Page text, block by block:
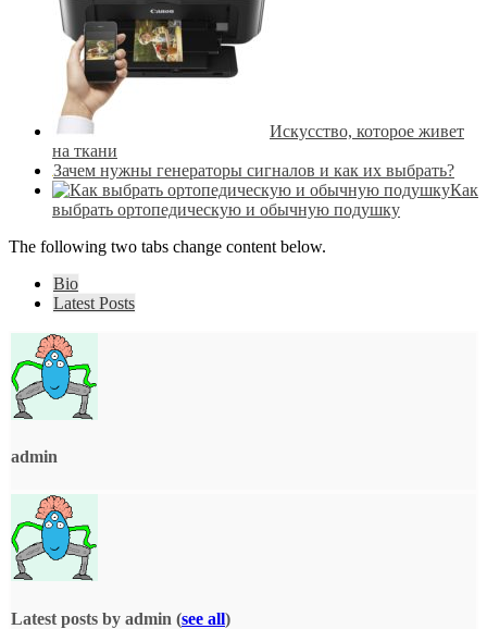
Искусство, которое живет
на ткани
Зачем нужны генераторы сигналов и как их выбрать?
Как
выбрать ортопедическую и обычную подушку
The following two tabs change content below.
Bio
Latest Posts
admin
Latest posts by admin (see all)